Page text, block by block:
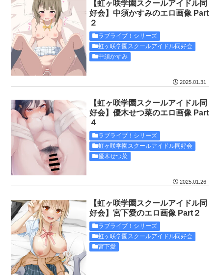
【虹ヶ咲学園スクールアイドル同
好会】中須かすみのエロ画像 Part
２
ラブライブ！シリーズ
虹ヶ咲学園スクールアイドル同好会
中須かすみ
2025.01.31
【虹ヶ咲学園スクールアイドル同
好会】優木せつ菜のエロ画像 Part
４
ラブライブ！シリーズ
虹ヶ咲学園スクールアイドル同好会
優木せつ菜
2025.01.26
【虹ヶ咲学園スクールアイドル同
好会】宮下愛のエロ画像 Part２
ラブライブ！シリーズ
虹ヶ咲学園スクールアイドル同好会
宮下愛